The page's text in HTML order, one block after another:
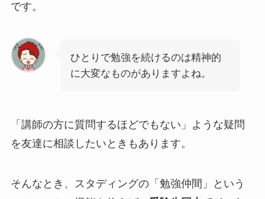
です。
ひとりで勉強を続けるのは精神的
に大変なものがありますよね。
「講師の方に質問するほどでもない」ような疑問
を友達に相談したいときもあります。
そんなとき、スタディングの「勉強仲間」という